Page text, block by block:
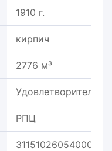
1910 г.
кирпич
2776 м³
РПЦ
311510260540005